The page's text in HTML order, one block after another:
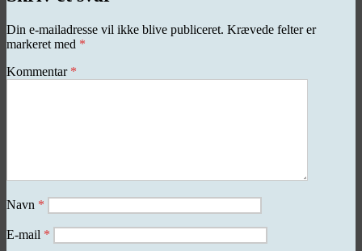
Din e-mailadresse vil ikke blive publiceret. Krævede felter er
markeret med *
Kommentar *
Navn *
E-mail *